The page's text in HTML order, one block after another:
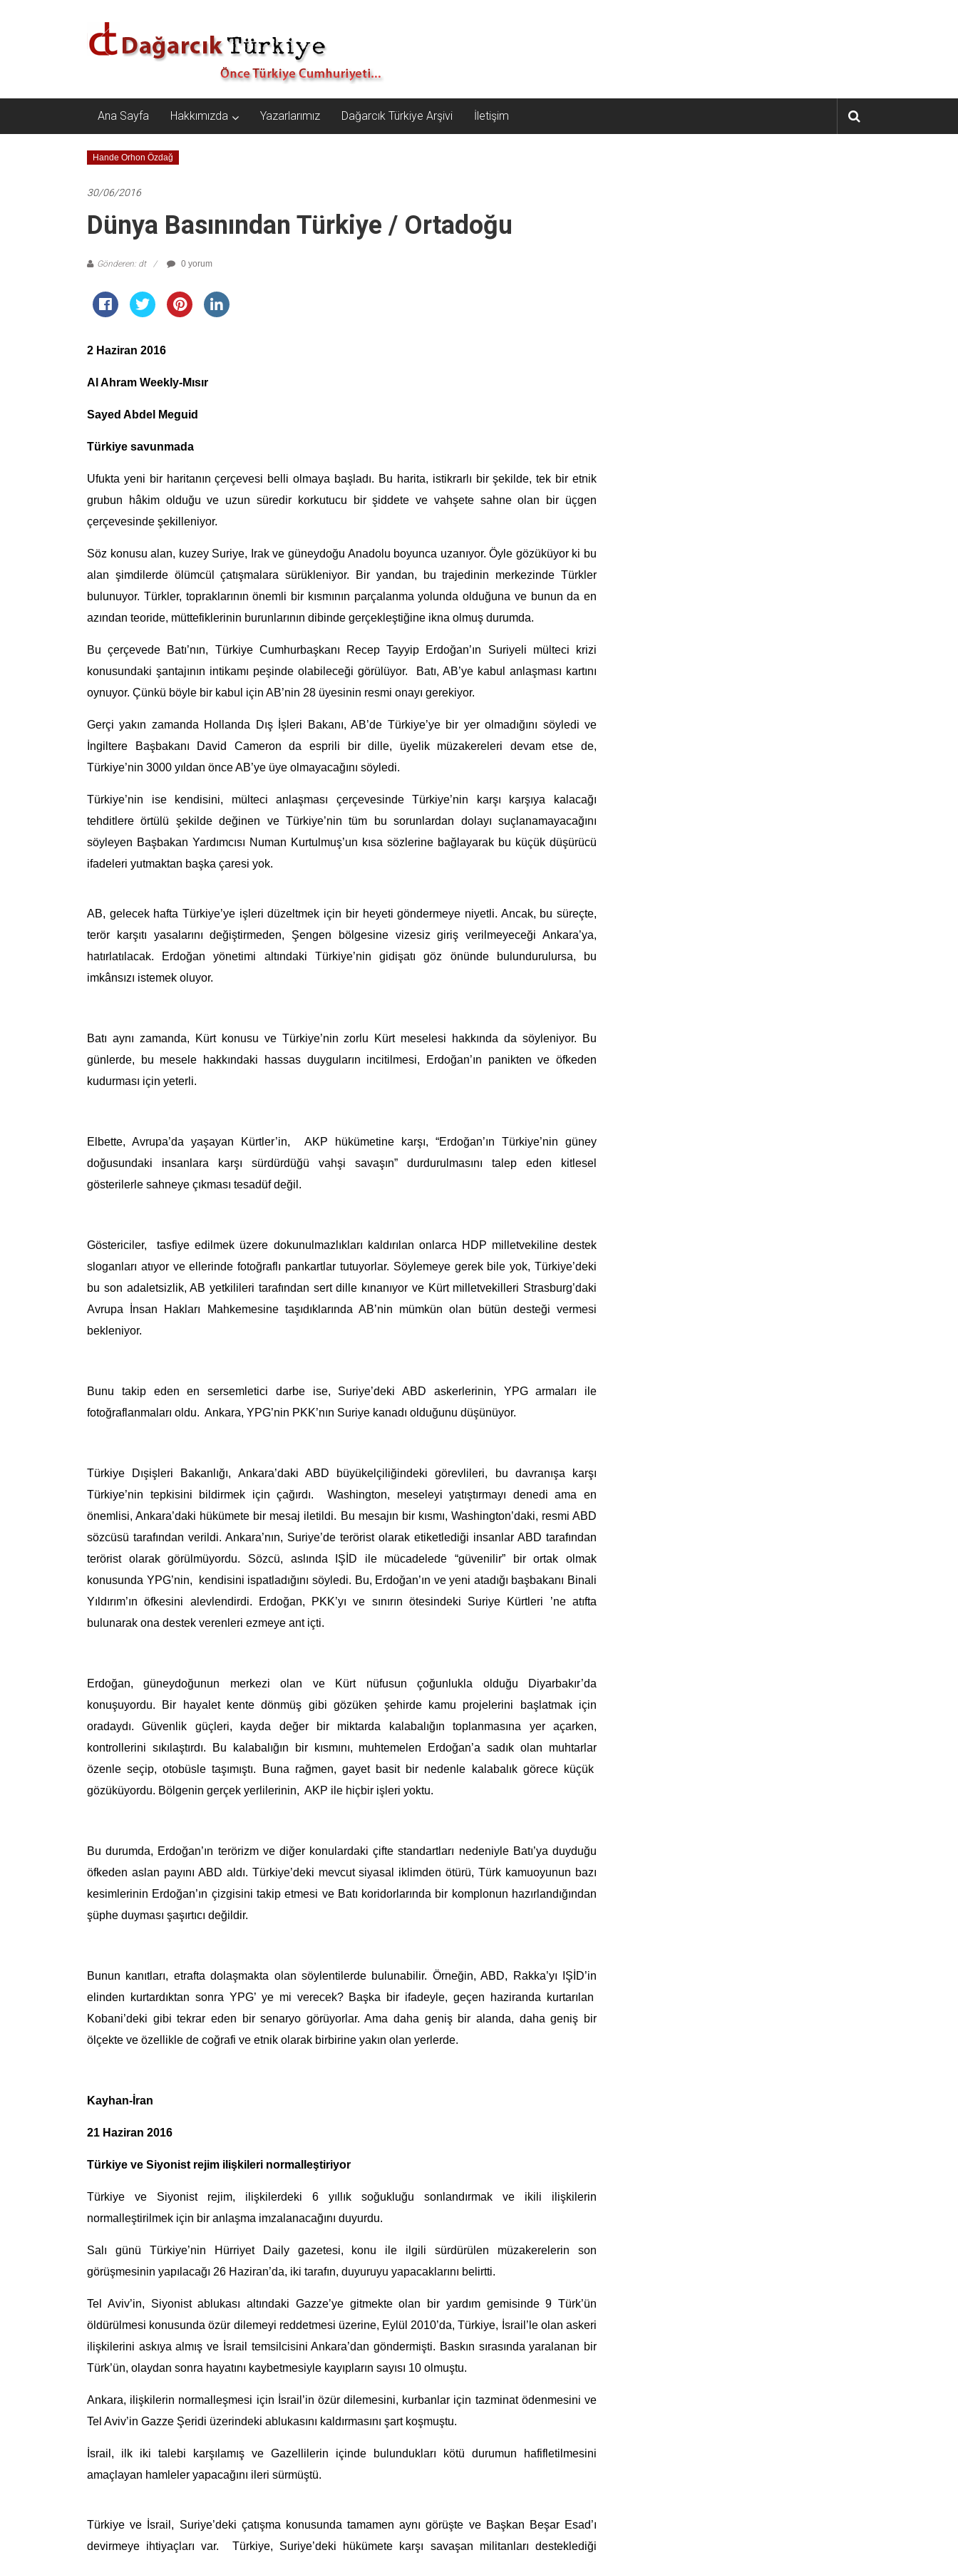
Dağarcık
Türkiye
Türkiye
Cumhuriyeti…
Ana Sayfa Hakkımızda Yazarlarımız Dağarcık Türkiye Arşivi İletişim
Hande Orhon Özdağ
30/06/2016
Dünya Basınından Türkiye / Ortadoğu
Gönderen: dt 0 yorum
2 Haziran 2016
Al Ahram Weekly-Mısır
Sayed Abdel Meguid
Türkiye savunmada
Ufukta yeni bir haritanın çerçevesi belli olmaya başladı. Bu harita, istikrarlı bir şekilde, tek bir etnik
grubun hâkimolduğu ve uzun süredir korkutucu birşiddete ve vahşetesahne olan bir üçgen
çerçevesinde şekilleniyor.
Söz konusu alan, kuzey Suriye, Irak ve güneydoğu Anadolu boyunca uzanıyor. Öyle gözüküyor ki bu
alan şimdilerde ölümcül çatışmalara sürükleniyor. Bir yandan, bu trajedinin merkezinde Türkler
bulunuyor. Türkler, topraklarının önemli bir kısmının parçalanma yolunda olduğuna ve bunun da en
azından teoride, müttefiklerinin burunlarının dibinde gerçekleştiğine ikna olmuş durumda.
Bu çerçevede Batı’nın, Türkiye Cumhurbaşkanı Recep Tayyip Erdoğan’ın Suriyeli mülteci krizi
konusundaki şantajının intikamı peşinde olabileceği görül üyor. Batı, AB’ye kabul anlaşması kartını
oynuyor. Çünkü böyle bir kabul için AB’nin 28 üyesinin resmi onayı gerekiyor.
Gerçi yakın zamanda Hollanda Dış İşleri Bakanı, AB’de Türkiye’ye bir yer olmadığını söyledi ve
İngiltere Başbakanı David Cameron da esprili bir dille, üyelik müzakereleri devam etse de,
Türkiye’nin 3000 yıldan önce AB’ye üye olmayacağını söyledi.
Türkiye’nin ise
kendisini, mülteci anlaşması çerçevesinde Türkiye’nin karşı karşıya kalacağı
tehditlere örtülü şekilde değinen ve Türkiye’nin tüm bu sorunlardan dolayı suçlanamayacağını
söyleyen Başbakan Yardımcısı Numan Kurtulmuş’un kısa sözlerine bağlayarak bu küçük düşürücü
ifadeleri yutmaktan başka çaresi yok.
AB, gelecek hafta Türkiye’ye işleri düzeltmek için bir heyeti göndermeye niyetli. Ancak, bu süreçte,
terör karşıtı yasalarını değiştirmeden, Şengen bölgesine vizesizgiriş verilmeyeceğiAnkara’ya,
hatırlatılacak. Erdoğan yönetimi altındaki Türkiye’nin gidişatı göz önünde bulundurulursa, bu
imkânsızı istemek oluyor.
Batı aynı zamanda, Kürt konusu ve Türkiye’nin zorlu Kürt meselesi hakkında da söyleniyor. Bu
günlerde,
bu mesele hakkındaki hassas duyguların incitilmesi, Erdoğan’ın panikten ve öfkeden
kudurması için yeterli.
Elbette,Avrupa’da yaşayan Kürtler’in, AKP hükümetine karşı, “Erdoğan’ın Türkiye’nin güney
doğusundaki insanlara karşı sürdürdüğü vahşi savaşın” durdurulmasını talep eden kitlesel
gösterilerle sahneye çıkması tesadüf değil.
Göstericiler, tasfiye edilmek üzere dokunulmazlıkları kaldırılan onlarca HDP milletvekiline destek
sloganları atıyor ve ellerinde fotoğraflı pankartlar tutuyorlar. Söylemeye gerek bile yok, Türkiye’deki
bu son adaletsizlik, AB yetkilileri tarafından sert dille kınanıyor ve Kürt milletvekilleri Strasburg’daki
Avrupa İnsan Hakları Mahkemesine taşıdıklarında AB’nin mümkün olan bütün desteği vermesi
bekleniyor.
Bunu takip eden en sersemletici darbe ise, Suriye’deki ABD askerlerinin, YPG armaları ile
fotoğraflanmaları oldu. Ankara, YPG’nin PKK’nın Suriye kanadı olduğunu düşünüyor.
Türkiye Dışişleri Bakanlığı, Ankara’daki ABD büyükelçiliğindeki görevlileri, bu davranışa karşı
Türkiye’nin tepkisini bildirmek için çağırdı. Washington, meseleyi yatıştırmayı denedi ama en
önemlisi, Ankara’daki hükümete bir mesaj iletildi. Bu mesajın bir kısmı, Washington’daki, resmi ABD
sözcüsü tarafından verildi. Ankara’nın, Suriye’de terörist olarak etiketlediği insanlar ABD tarafından
terörist olarak görülmüyordu. Sözcü, asl ında
IŞİD ile mücadelede “güvenilir” bir ortak olmak
konusunda YPG’nin, kendisini ispatladığını söyledi. Bu, Erdoğan’ın ve yeni atadığı başbakanı Binali
Yıldırım’ın öfkesini alevlendirdi. Erdoğan, PKK’yı ve sınırın ötesindeki Suriye Kürtleri ’ne atıfta
bulunarak ona destek verenleri ezmeye ant içti.
Erdoğan, güneydoğunun merkezi olan ve Kürt nüfusun çoğunlukla olduğu Diyarbakır’da
konuşuyordu. Bir hayalet kente dönmüş gibi gözüken şehirde kamu projelerini başlatmak için
oradaydı. Güvenlik güçleri, kayda değer bir miktarda kalabalığın toplanmasına yer açarken,
kontrollerini sıkılaştırdı.
Bu kalabalığın bir kısmını, muhtemelen Erdoğan’a sadık olan muhtarlar
özenle seçip, otobüsle taşımıştı. Buna rağmen, gayet basit bir nedenle kalabalık görece küçük
gözüküyordu. Bölgenin gerçek yerlilerinin, AKP ile hiçbir işleri yoktu.
Bu durumda, Erdoğan’ın terörizm ve diğer konulardaki çifte standartları nedeniyle Batı’ya duyduğu
öfkeden aslan payını ABD aldı. Türkiye’deki mevcut siyasal iklimden ötürü, Türk kamuoyunun bazı
kesimlerinin Erdoğan’ın çizgisini takip etmesi ve Batı koridorlarında bir komplonun hazırlandığından
şüphe duyması şaşırtıcı değildir.
Bunun kanıtları, etrafta dolaşmakta olan söylentilerde bulunabilir. Örneğin, ABD, Rakka’yı
IŞİD’in
elinden kurtardıktan sonra YPG’ ye mi verecek? Başka bir ifadeyle, geçen haziranda kurtarılan
Kobani’deki gibi tekrar eden bir senaryo görüyorlar. Ama daha geniş bir alanda, daha geniş bir
ö lçekte ve özellikle de coğrafi ve etnik olarak birbirine yakın olan yerlerde.
Kayhan-İran
21 Haziran 2016
Türkiye ve Siyonist rejim ilişkileri normalleştiriyor
Türkiye ve Siyonist rejim, ilişkilerdeki 6 yıllık soğukluğu sonlandırmak ve ikili ilişkilerin
normalleştirilmek için bir anlaşma imzalanacağını duyurdu.
Salı günü Türkiye’nin Hürriyet Daily gazetesi, konu ile ilgili sürdürülen müzakerelerin son
görüşmesinin yapılacağı 26 Haziran’da, iki tarafın, duyuruyu yapacaklarını belirtti.
Tel Aviv’in, Siyonistablukası altındaki Gazze’ye gitmekte olan bir yardım gemisinde 9 Türk’ün
öldürülmesi konusunda özür dilemeyi reddetmesi üzerine, Eylül 2010’da, Türkiye, İsrail’le olan askeri
ilişkilerini askıya almış ve İsrail temsilcisini Ankara’dan göndermişti. Baskın sırasında yaralanan bir
Türk’ün, olaydan sonra hayatını kaybetmesiyle kayıpların sayısı 10 olmuştu.
Ankara, ilişkilerin normalleşmesi için İsrail’in özür dilemesini, kurbanlar için tazminat ödenmesini ve
Tel Aviv’in Gazze Şeridi üzerindeki ablukasını kaldırmasını şart koşmuştu.
İsrail, ilk iki talebi karşılamış ve Gazellilerin içinde bulundukları kötü durumun hafifletilmesini
amaçlayan hamleler yapacağını ileri sürmüştü.
Türkiye ve İsrail, Suriye’deki çatışma konusunda tamamen aynı görüşte ve Başkan BeşarEsad’ı
devirmeye ihtiyaçları var. Türkiye, Suriye’deki hükümete karşı savaşan militanları desteklediği